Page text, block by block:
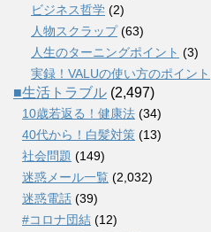
ビジネス哲学 (2)
人物スクラップ(63)
人生のターニングポイント (3)
実録！VALUの使い方のポイント
■生活トラブル (2,497)
10歳若返る！健康法 (34)
40代から！白髪対策 (13)
社会問題 (149)
迷惑メール一覧 (2,032)
迷惑電話 (39)
#コロナ団結 (12)